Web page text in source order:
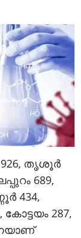
തൃശൂര്‍
689,
434,
287,